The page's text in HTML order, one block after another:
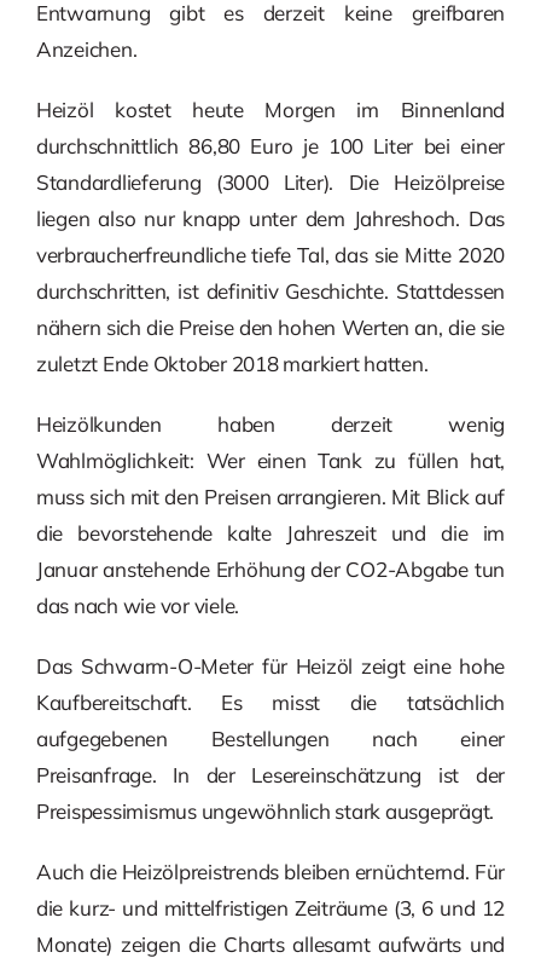
Entwarnung gibt es derzeit keine greifbaren
Anzeichen.
Heizöl kostet heute Morgen im Binnenland
durchschnittlich 86,80 Euro je 100 Liter bei einer
Standardlieferung (3000 Liter). Die Heizölpreise
liegen also nur knapp unter dem Jahreshoch. Das
verbraucherfreundliche tiefe Tal, das sie Mitte 2020
durchschritten, ist definitiv Geschichte. Stattdessen
nähern sich die Preise den hohen Werten an, die sie
zuletzt Ende Oktober 2018 markiert hatten.
Heizölkunden haben derzeit wenig
Wahlmöglichkeit: Wer einen Tank zu füllen hat,
muss sich mit den Preisen arrangieren. Mit Blick auf
die bevorstehende kalte Jahreszeit und die im
Januar anstehende Erhöhung der CO2-Abgabe tun
das nach wie vor viele.
Das Schwarm-O-Meter für Heizöl zeigt eine hohe
Kaufbereitschaft. Es misst die tatsächlich
aufgegebenen Bestellungen nach einer
Preisanfrage. In der Lesereinschätzung ist der
Preispessimismus ungewöhnlich stark ausgeprägt.
Auch die Heizölpreistrends bleiben ernüchternd. Für
die kurz- und mittelfristigen Zeiträume (3, 6 und 12
Monate) zeigen die Charts allesamt aufwärts und